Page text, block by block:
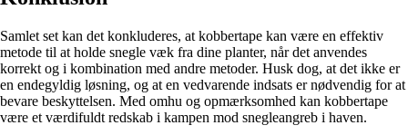
Samlet set kan det konkluderes, at kobbertape kan være en effektiv
metode til at holde snegle væk fra dine planter, når det anvendes
korrekt og i kombination med andre metoder. Husk dog, at det ikke er
en endegyldig løsning, og at en vedvarende indsats er nødvendig for at
bevare beskyttelsen. Med omhu og opmærksomhed kan kobbertape
være et værdifuldt redskab i kampen mod snegleangreb i haven.